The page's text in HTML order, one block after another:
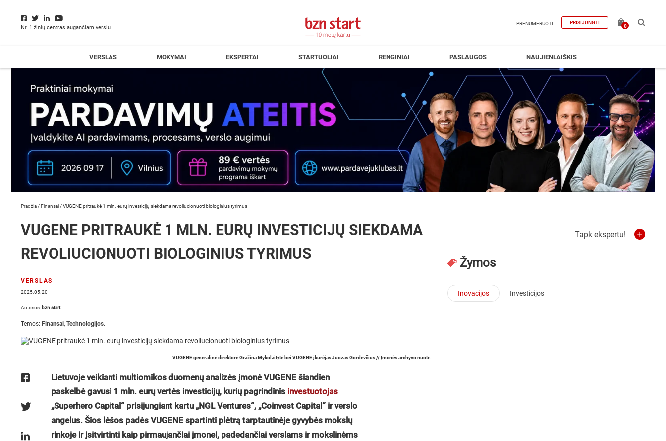
Nr. 1 žinių centras augančiam verslui
PRENUMERUOTI PRISIJUNGTI
0
VERSLAS MOKYMAI EKSPERTAI STARTUOLIAI RENGINIAI PASLAUGOS NAUJIENLAIŠKIS
Pradžia /Finansai /VUGENE pritraukė 1 mln. eurų investicijų siekdama revoliucionuoti biologinius tyrimus
VUGENE PRITRAUKĖ 1 MLN. EURŲ INVESTICIJŲ SIEKDAMA
REVOLIUCIONUOTI BIOLOGINIUS TYRIMUS
VERSLAS
2025.05.20
Autorius: bzn start
Temos: Finansai, Technologijos.
VUGENE generalinė direktorė Gražina Mykolaitytė bei VUGENE įkūrėjas Juozas Gordevčius // Įmonės archyvo nuotr.
Lietuvoje veikianti multiomikos duomenų analizės įmonė VUGENE šiandien
paskelbė gavusi 1 mln. eurų vertės investicijų, kurių pagrindinis investuotojas
„Superhero Capital“ prisijungiant kartu „NGL Ventures“, „Coinvest Capital“ ir verslo
angelus. Šios lėšos padės VUGENE spartinti plėtrą tarptautinėje gyvybės mokslų
rinkoje ir įsitvirtinti kaip pirmaujančiai įmonei, padedančiai verslams ir mokslinėms
Tapk ekspertu!
Žymos
Inovacijos Investicijos